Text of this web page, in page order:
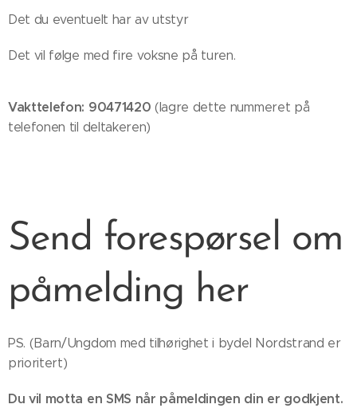
Det du eventuelt har av utstyr
Det vil følge med fire voksne på turen.
Vakttelefon: 90471420 (lagre dette nummeret på
telefonen til deltakeren)
Send forespørsel om
påmelding her
PS. (Barn/Ungdom med tilhørighet i bydel Nordstrand er
prioritert)
Du vil motta en SMS når påmeldingen din er godkjent.